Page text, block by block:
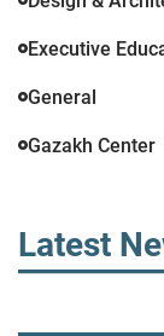
Executive
General
Gazakh Center
Latest